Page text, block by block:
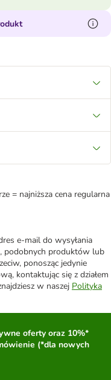
= najniższa cena regularna
e-mail do wysyłania
podobnych produktów lub
ponosząc jedynie
kontaktując się z działem
w naszej Polityka
oferty oraz 10%*
(*dla nowych